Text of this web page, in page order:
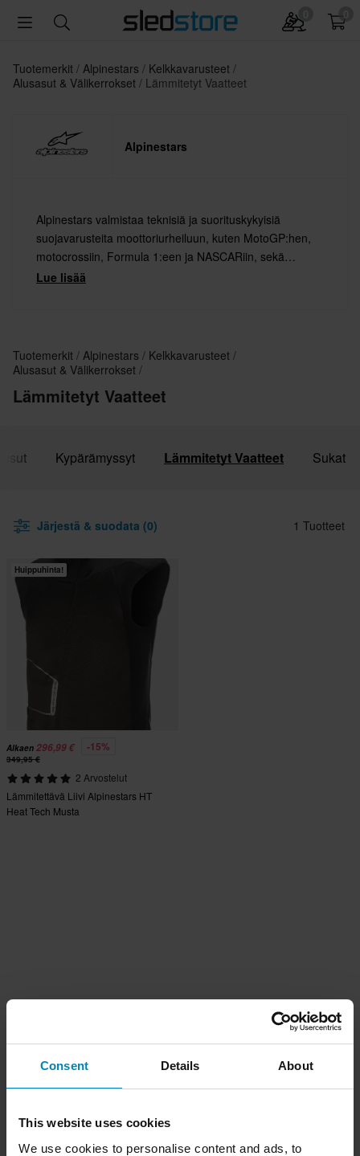
Consent Details About
This website uses cookies
We use cookies to personalise content and ads, to
Tuotemerkit Alpinestars
Kelkkavarusteet
Alusasut & Välikerrokset
Lämmitetyt Vaatteet
Alpinestars
Alpinestars valmistaa teknisiä ja suorituskykyisiä
suojavarusteita moottoriurheiluun, kuten MotoGP:hen,
motocrossiin, Formula 1:een ja NASCARiin, sekä
extreme-lajeihin, kuten maastopyöräilyyn ja
Lue lisää
Tuotemerkit Alpinestars
Kelkkavarusteet
Alusasut & Välikerrokset
Lämmitetyt Vaatteet
Kypärämyssyt Lämmitetyt Vaatteet Sukat
Järjestä & suodata (0) 1 Tuotteet
Huippuhinta!
Alkaen 296,99 € -15%
349,95 €
2 Arvostelut
Lämmitettävä Liivi Alpinestars HT
Heat Tech Musta